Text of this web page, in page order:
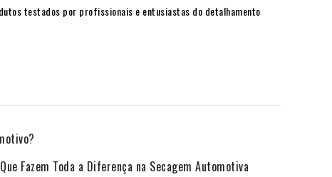
testados por profissionais e entusiastas do detalhamento
Fazem Toda a Diferença na Secagem Automotiva